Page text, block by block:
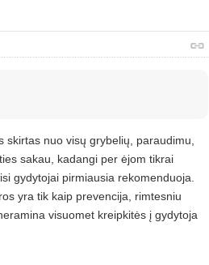
skirtas nuo visų grybelių, paraudimu,
sakau, kadangi per ėjom tikrai
gydytojai pirmiausia rekomenduoja.
yra tik kaip prevencija, rimtesniu
visuomet kreipkitės į gydytoja